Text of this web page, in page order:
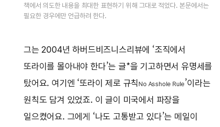
책에서 의도한 내용을 최대한 표현하기 위해 그대로 적었다. 본문에서는
필요한 경우에만 언급하려 한다.
그는 2004년 하버드비즈니스리뷰에 ‘조직에서
또라이를 몰아내야 한다’는 글*을 기고하면서 유명세를
탔어요. 여기엔 ‘또라이 제로 규칙No Asshole Rule’이라는
원칙도 담겨 있었죠. 이 글이 미국에서 파장을
일으켰어요. 그에게 ‘나도 고통받고 있다’는 메일이